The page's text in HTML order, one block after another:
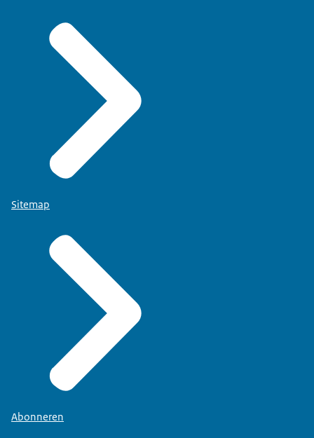
Sitemap
Abonneren